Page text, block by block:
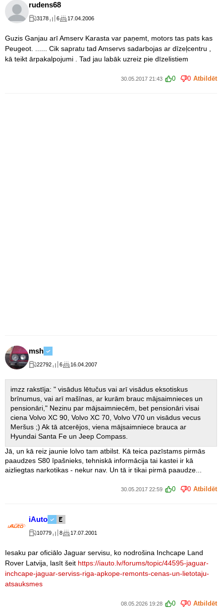
rudens68
3178 6 17.04.2006
Guzis Ganjau arī Amserv Karasta var paņemt, motors tas pats kas
Peugeot. ...... Cik sapratu tad Amservs sadarbojas ar dīzeļcentru ,
kā teikt ārpakalpojumi . Tad jau labāk uzreiz pie dīzelistiem
30.05.2017 21:43 0 0 Atbildēt
msh
22792 6 16.04.2007
imzz rakstīja: " visādus lētučus vai arī visādus eksotiskus
brīnumus, vai arī mašīnas, ar kurām brauc mājsaimnieces un
pensionāri," Nezinu par mājsaimniecēm, bet pensionāri visai
ciena Volvo XC 90, Volvo XC 70, Volvo V70 un visādus vecus
Meršus ;) Ak tā atcerējos, viena mājsaimniece brauca ar
Hyundai Santa Fe un Jeep Compass.
Jā, un kā reiz jaunie lolvo tam atbilst. Kā teica pazīstams pirmās
paaudzes S80 īpašnieks, tehniskā informācija tai kastei ir kā
aizliegtas narkotikas - nekur nav. Un tā ir tikai pirmā paaudze...
30.05.2017 22:59 0 0 Atbildēt
iAuto
10779 8 17.07.2001
Iesaku par oficiālo Jaguar servisu, ko nodrošina Inchcape Land
Rover Latvija, lasīt šeit https://iauto.lv/forums/topic/44595-jaguar-
inchcape-jaguar-serviss-riga-apkope-remonts-cenas-un-lietotaju-
atsauksmes
08.05.2026 19:28 0 0 Atbildēt